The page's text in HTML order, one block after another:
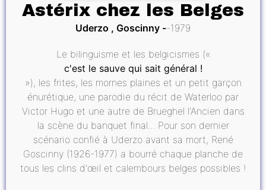
Astérix chez les Belges
Uderzo , Goscinny 1979
Le bilinguisme et les belgicismes («
c'est le sauve qui sait général !
»), les frites, les mornes plaines et un petit garçon
énurétique, une parodie du récit de Waterloo par
Victor Hugo et une autre de Brueghel l'Ancien dans
la scène du banquet final... Pour son dernier
scénario confié à Uderzo avant sa mort, René
Goscinny (1926-1977) a bourré chaque planche de
tous les clins d'œil et calembours belges possibles !